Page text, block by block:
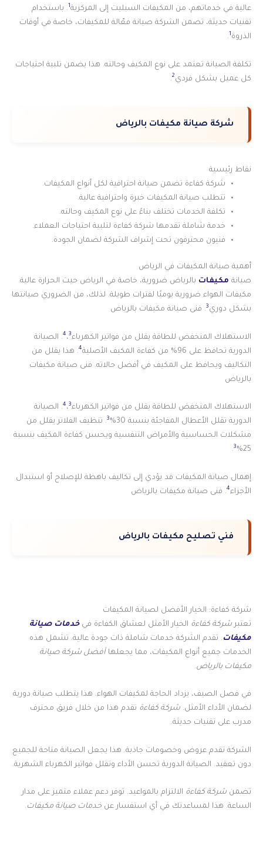
عالية في خدماتهم، من المكيفات السبليت إلى المركزية1. باستخدام
تقنيات حديثة، تضمن الشركة صيانة فعّالة للمكيفات، خاصة في أوقات
الذروة1
.
تكلفة الصيانة تعتمد على نوع المكيف وحالته. هذا يضمن تلبية احتياجات
كل عميل بشكل فردي2
.
شركة صيانة مكيفات بالرياض
نقاط رئيسية
شركة كفاءة تضمن صيانة احترافية لكل أنواع المكيفات.
تتطلب صيانة المكيفات خبرة واحترافية عالية.
تكلفة الخدمات تختلف بناءً على نوع المكيف وحالته.
خدمة شاملة تقدمها شركة كفاءة لتلبية احتياجات العملاء.
فنيون محترفون تحت إشراف الشركة لضمان الجودة.
أهمية صيانة المكيفات في الرياض
صيانة مكيفات بالرياض ضرورية، خاصة في الرياض حيث الحرارة عالية.
مكيفات الهواء ضرورية يوميًا لفترات طويلة. لذلك، من الضروري صيانتها
بشكل دوري3. فنى صيانة مكيفات بالرياض
الاستهلاك المنخفض للطاقة يقلل من فواتير الكهرباء 4،3
. الصيانة
الدورية تحافظ على 96% من كفاءة المكيف الأصلية
4. هذا يقلل من
التكاليف ويحافظ على المكيف في أفضل حالاته. فنى صيانة مكيفات
بالرياض
الاستهلاك المنخفض للطاقة يقلل من فواتير الكهرباء 4،3
. الصيانة
الدورية تقلل الأعطال المفاجئة بنسبة 30%
3. تنظيف الفلاتر يقلل من
مشكلات الحساسية والأمراض التنفسية ويحسن كفاءة المكيف بنسبة
25%
3
.
إهمال صيانة المكيفات قد يؤدي إلى تكاليف باهظة للإصلاح أو استبدال
الأجزاء4. فنى صيانة مكيفات بالرياض
فني تصليح مكيفات بالرياض
شركة كفاءة: الخيار الأفضل لصيانة المكيفات
تعتبر شركة كفاءة الخيار الأمثل لعشاق الكفاءة فيخدمات صيانة
مكيفات . تقدم الشركة خدمات شاملة ذات جودة عالية. تشمل هذه
الخدمات جميع أنواع المكيفات، مما يجعلها أفضل شركة صيانة
مكيفات بالرياض.
في فصل الصيف، يزداد الحاجة لمكيفات الهواء. هذا يتطلب صيانة دورية
لضمان الأداء الأمثل. شركة كفاءة تقدم هذا من خلال فريق محترف
مدرب على تقنيات حديثة.
الشركة تقدم عروض وخصومات جاذبة. هذا يجعل الصيانة متاحة للجميع
دون تعقيد. الصيانة الدورية تحسن الأداء وتقلل فواتير الكهرباء الشهرية.
تضمن شركة كفاءة الالتزام بالمواعيد. توفر دعم عملاء متميز على مدار
الساعة. هذا لمساعدتك في أي استفسار عن خدمات صيانة مكيفات .